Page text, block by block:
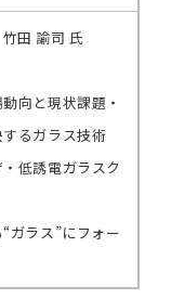
田 諭司 氏
向と現状課題・
るガラス技術
低誘電ガラスク
ガラス”にフォー